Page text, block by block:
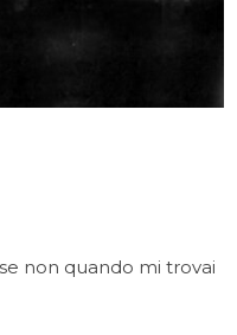
non quando mi trovai